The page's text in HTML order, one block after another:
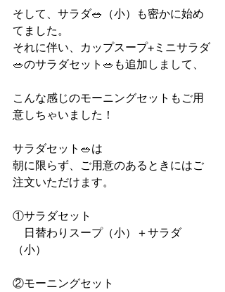
そして、サラダ🥗（小）も密かに始め
てました。
それに伴い、カップスープ+ミニサラダ
🥗のサラダセット🥗も追加しまして、
こんな感じのモーニングセットもご用
意しちゃいました！
サラダセット🥗は
朝に限らず、ご用意のあるときにはご
注文いただけます。
①サラダセット
日替わりスープ（小）＋サラダ
（小）
②モーニングセット